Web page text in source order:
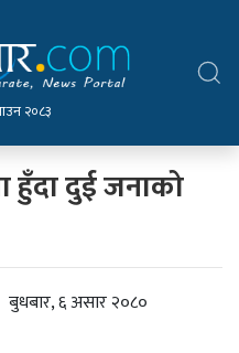
२०८३
हुँदा दुई जनाको
बुधबार, ६ असार २०८०